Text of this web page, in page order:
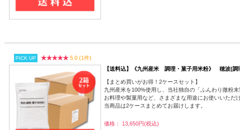
PICK UP
5.0 (1件)
【送料込】《九州産米 調理・菓子用米粉》 穂波(
【まとめ買いがお得！2ケースセット】
九州産米を100%使用し、当社独自の「ふんわり微粉
お料理や製菓用など、さまざまな用途にお使いいただけ
当商品は2ケースまとめてお届けします。
価格： 13,650円(税込)